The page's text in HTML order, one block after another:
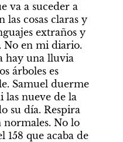
va a suceder a
las cosas claras y
extraños y
No en mi diario.
hay una lluvia
árboles es
Samuel duerme
las nueve de la
su día. Respira
normales. No lo
que acaba de